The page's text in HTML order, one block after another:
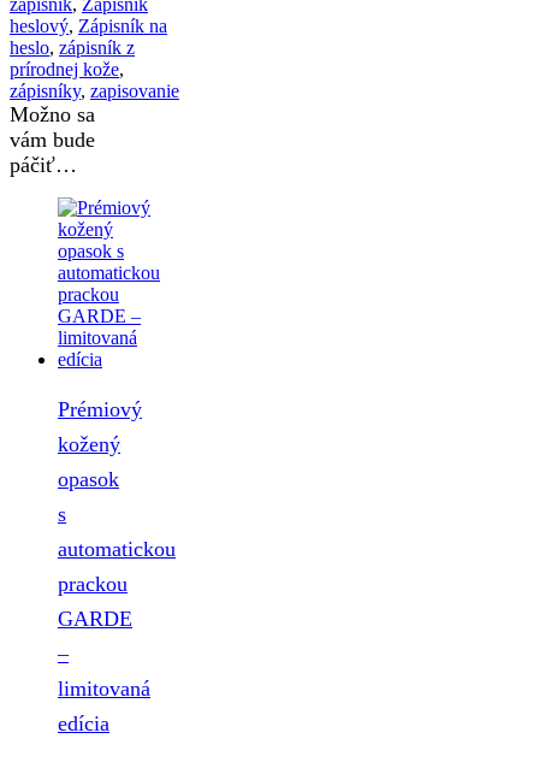
zápisník, Zápisník
heslový, Zápisník na
heslo, zápisník z
prírodnej kože,
zápisníky, zapisovanie
Možno sa
vám bude
páčiť…
Prémiový
kožený
opasok
s
automatickou
prackou
GARDE
–
limitovaná
edícia